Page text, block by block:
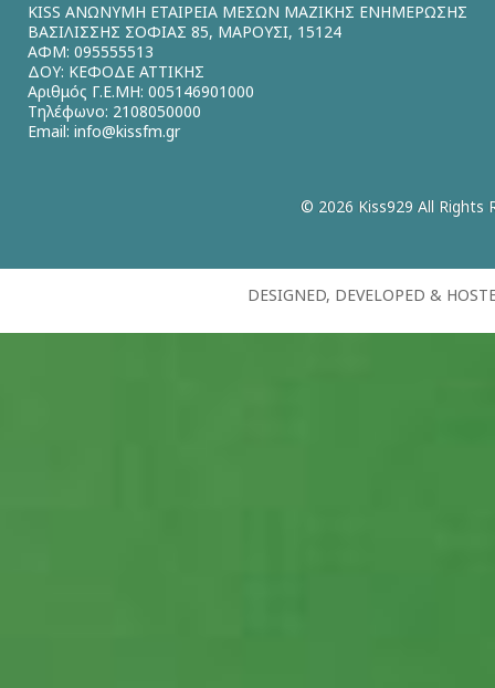
KISS ΑΝΩΝΥΜΗ ΕΤΑΙΡΕΙΑ ΜΕΣΩΝ ΜΑΖΙΚΗΣ ΕΝΗΜΕΡΩΣΗΣ
ΒΑΣΙΛΙΣΣΗΣ ΣΟΦΙΑΣ 85, ΜΑΡΟΥΣΙ, 15124
ΑΦΜ: 095555513
ΔΟΥ: ΚΕΦΟΔΕ ΑΤΤΙΚΗΣ
Αριθμός Γ.Ε.ΜΗ: 005146901000
Τηλέφωνο: 2108050000
Email: info@kissfm.gr
© 2026 Kiss929 All Rights
DESIGNED, DEVELOPED &